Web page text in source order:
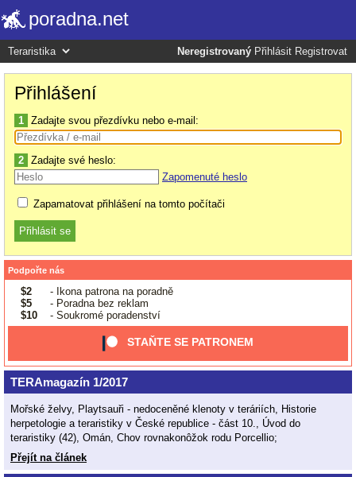
poradna.net
Neregistrovaný Přihlásit Registrovat
Přihlášení
1 Zadajte svou přezdívku nebo e-mail:
2 Zadajte své heslo:
Zapomenuté heslo
Zapamatovat přihlášení na tomto počítači
Podpořte nás
$2
- Ikona patrona na poradně
$5
- Poradna bez reklam
$10
- Soukromé poradenství
STAŇTE SE PATRONEM
TERAmagazín 1/2017
Mořské želvy, Playtsauři - nedoceněné klenoty v teráriích, Historie
herpetologie a teraristiky v České republice - část 10., Úvod do
teraristiky (42), Omán, Chov rovnakonôžok rodu Porcellio;
Přejít na článek